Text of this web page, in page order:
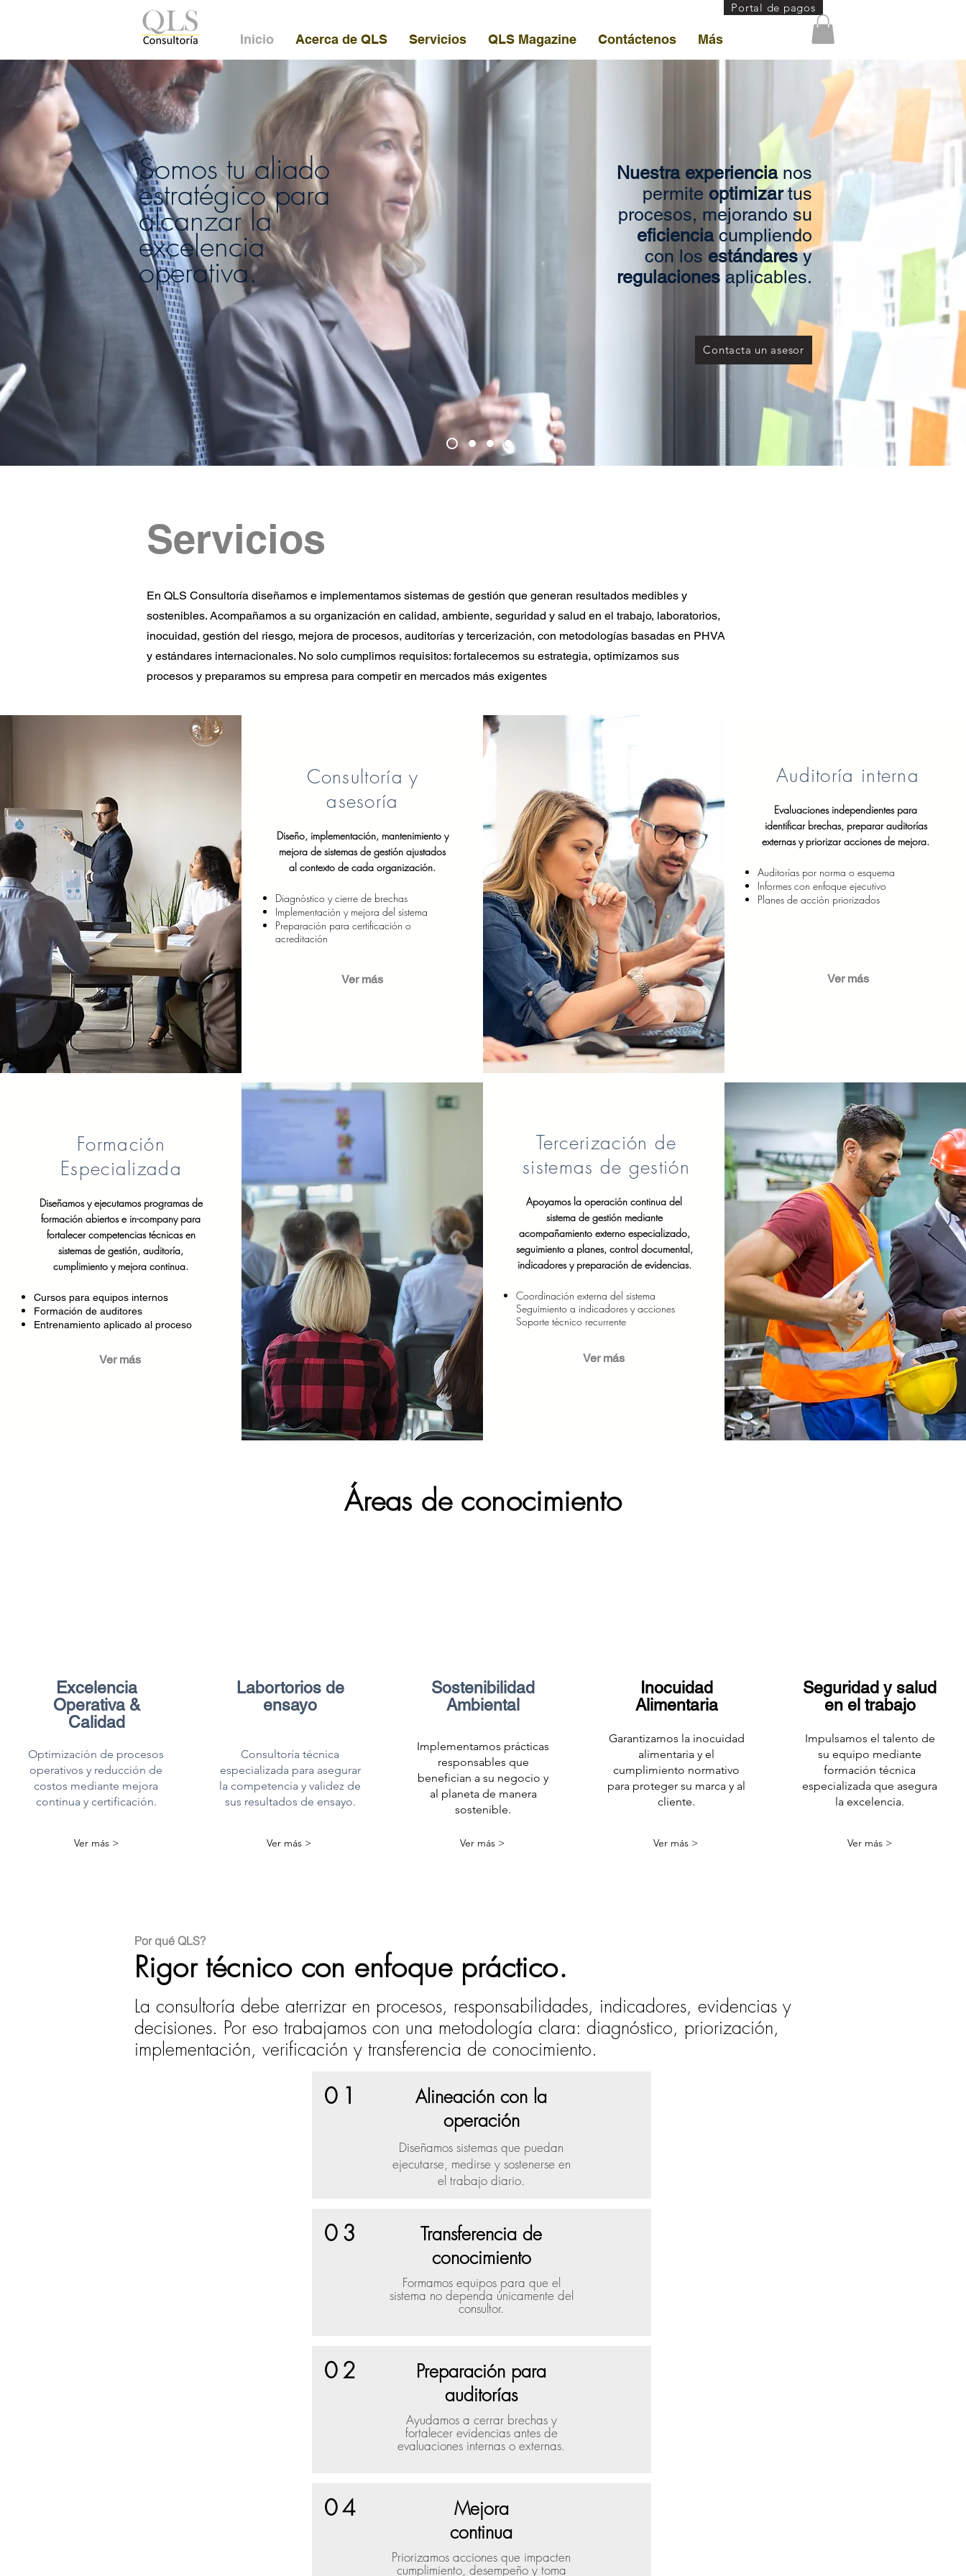
Portal de pagos
Inicio Acerca de QLS Servicios QLS Magazine Contáctenos Más
Somos tu aliado
estratégico para
alcanzar la
excelencia
operativa.​
Nuestra experiencia nos
permite optimizartus
procesos, mejorando su
eficiencia cumpliendo
con los estándaresy
regulaciones aplicables.
Contacta un asesor
Servicios
En QLS Consultoría diseñamos e implementamos sistemas de gestión que generan resultados medibles y
sostenibles. Acompañamos a su organización en calidad, ambiente, seguridad y salud en el trabajo, laboratorios,
inocuidad, gestión del riesgo, mejora de procesos, auditorías y tercerización, con metodologías basadas en PHVA
y estándares internacionales. No solo cumplimos requisitos: fortalecemos su estrategia, optimizamos sus
procesos y preparamos su empresa para competir en mercados más exigentes
Consultoría y
asesoría
Diseño, implementación, mantenimiento y
mejora de sistemas de gestión ajustados
al contexto de cada organización.
Diagnóstico y cierre de brechas
Implementación y mejora del sistema
Preparación para certificación o
acreditación
Ver más
Auditoría interna
Evaluaciones independientes para
identificar brechas, preparar auditorías
externas y priorizar acciones de mejora.
Auditorías por norma o esquema
Informes con enfoque ejecutivo
Planes de acción priorizados
Ver más
Formación
Especializada
Diseñamos y ejecutamos programas de
formación abiertos e in-company para
fortalecer competencias técnicas en
sistemas de gestión, auditoría,
cumplimiento y mejora continua.
Cursos para equipos internos
Formación de auditores
Entrenamiento aplicado al proceso
Ver más
Tercerización de
sistemas de gestión
Apoyamos la operación continua del
sistema de gestión mediante
acompañamiento externo especializado,
seguimiento a planes, control documental,
indicadores y preparación de evidencias.
Coordinación externa del sistema
Seguimiento a indicadores y acciones
Soporte técnico recurrente
Ver más
Áreas de conocimiento
Excelencia
Operativa &
Calidad
Optimización de procesos
operativos y reducción de
costos mediante mejora
continua y certificación.
Ver más >
Labortorios de
ensayo
Consultoría técnica
especializada para asegurar
la competencia y validez de
sus resultados de ensayo.
Ver más >
Sostenibilidad
Ambiental
Implementamos prácticas
responsables que
benefician a su negocio y
al planeta de manera
sostenible.
Ver más >
Inocuidad
Alimentaria
Garantizamos la inocuidad
alimentaria y el
cumplimiento normativo
para proteger su marca y al
cliente.
Ver más >
Seguridad y salud
en el trabajo
Impulsamos el talento de
su equipo mediante
formación técnica
especializada que asegura
la excelencia.
Ver más >
Por qué QLS?
Rigor técnico con enfoque práctico.
La consultoría debe aterrizar en procesos, responsabilidades, indicadores, evidencias y
decisiones. Por eso trabajamos con una metodología clara: diagnóstico, priorización,
implementación, verificación y transferencia de conocimiento.
01
Alineación con la
operación
Diseñamos sistemas que puedan
ejecutarse, medirse y sostenerse en
el trabajo diario.
03
Transferencia de
conocimiento
Formamos equipos para que el
sistema no dependa únicamente del
consultor.
02
Preparación para
auditorías
Ayudamos a cerrar brechas y
fortalecer evidencias antes de
evaluaciones internas o externas.
04
Mejora
continua
Priorizamos acciones que impacten
cumplimiento, desempeño y toma